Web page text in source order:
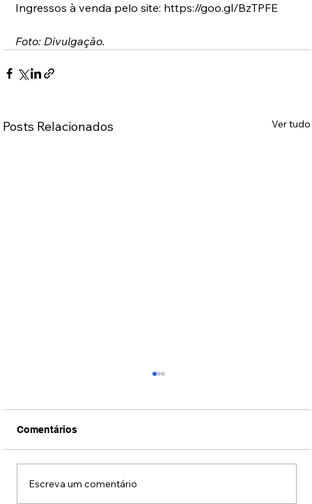
Ingressos à venda pelo site: https://goo.gl/BzTPFE
Foto: Divulgação.
Posts Relacionados Ver tudo
Comentários
Escreva um comentário